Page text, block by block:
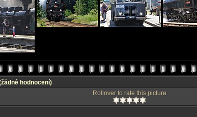
hodnocení)
Rollover to rate this picture